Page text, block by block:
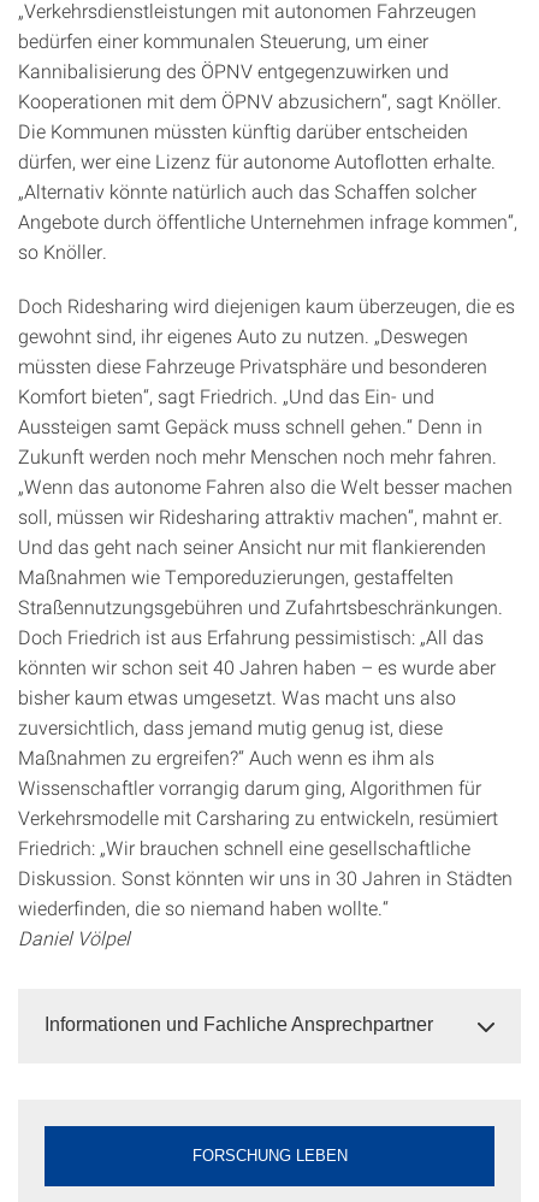
„Verkehrsdienstleistungen mit autonomen Fahrzeugen
bedürfen einer kommunalen Steuerung, um einer
Kannibalisierung des ÖPNV entgegenzuwirken und
Kooperationen mit dem ÖPNV abzusichern“, sagt Knöller.
Die Kommunen müssten künftig darüber entscheiden
dürfen, wer eine Lizenz für autonome Autoflotten erhalte.
„Alternativ könnte natürlich auch das Schaffen solcher
Angebote durch öffentliche Unternehmen infrage kommen“,
so Knöller.
Doch Ridesharing wird diejenigen kaum überzeugen, die es
gewohnt sind, ihr eigenes Auto zu nutzen. „Deswegen
müssten diese Fahrzeuge Privatsphäre und besonderen
Komfort bieten“, sagt Friedrich. „Und das Ein- und
Aussteigen samt Gepäck muss schnell gehen.“ Denn in
Zukunft werden noch mehr Menschen noch mehr fahren.
„Wenn das autonome Fahren also die Welt besser machen
soll, müssen wir Ridesharing attraktiv machen“, mahnt er.
Und das geht nach seiner Ansicht nur mit flankierenden
Maßnahmen wie Temporeduzierungen, gestaffelten
Straßennutzungsgebühren und Zufahrtsbeschränkungen.
Doch Friedrich ist aus Erfahrung pessimistisch: „All das
könnten wir schon seit 40 Jahren haben – es wurde aber
bisher kaum etwas umgesetzt. Was macht uns also
zuversichtlich, dass jemand mutig genug ist, diese
Maßnahmen zu ergreifen?“ Auch wenn es ihm als
Wissenschaftler vorrangig darum ging, Algorithmen für
Verkehrsmodelle mit Carsharing zu entwickeln, resümiert
Friedrich: „Wir brauchen schnell eine gesellschaftliche
Diskussion. Sonst könnten wir uns in 30 Jahren in Städten
wiederfinden, die so niemand haben wollte.“
Daniel Völpel
Informationen und Fachliche Ansprechpartner
FORSCHUNG LEBEN